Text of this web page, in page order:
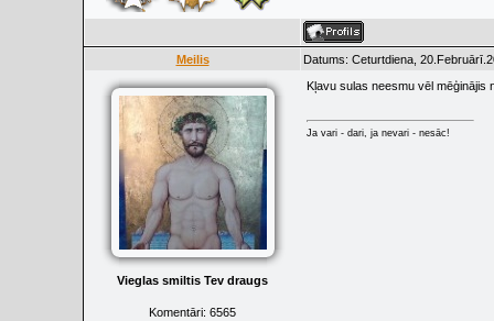
Meilis Datums: Ceturtdiena,
Vieglas smiltis Tev draugs
Komentāri: 6565
Kļavu sulas neesmu vēl
Ja vari - dari, ja nevari - nesāc!